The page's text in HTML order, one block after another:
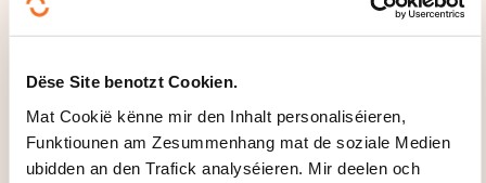
Dëse Site benotzt Cookien.
Mat Cookië kënne mir den Inhalt personaliséieren,
Funktiounen am Zesummenhang mat de soziale Medien
ubidden an den Trafick analyséieren. Mir deelen och
Administratioun Base de données
Agil
Method
Analys Programmatioun
Informatiounssystem
Betribssystem
Blockchain
Bureautique
Business Intelligence
Business Intelligence
Cloud Computing
CMMI
COBIT Data Analytics
Data Science